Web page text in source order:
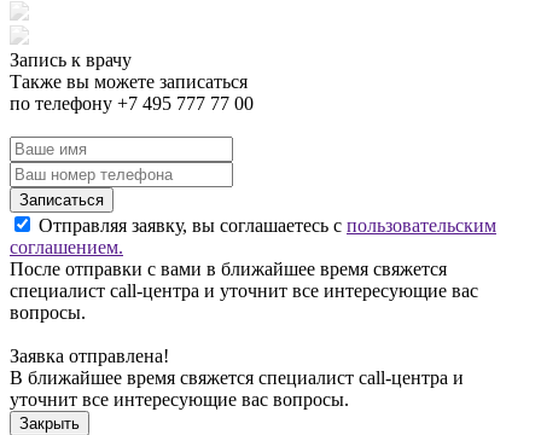
Запись к врачу
Также вы можете записаться
по телефону +7 495 777 77 00
Записаться
Отправляя заявку, вы соглашаетесь с пользовательским
соглашением.
После отправки с вами в ближайшее время свяжется
специалист call-центра и уточнит все интересующие вас
вопросы.
Заявка отправлена!
В ближайшее время свяжется специалист call-центра и
уточнит все интересующие вас вопросы.
Закрыть